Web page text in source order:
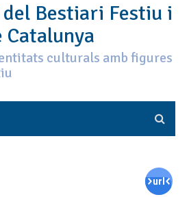
Bestiari Festiu i
Catalunya
culturals amb figures